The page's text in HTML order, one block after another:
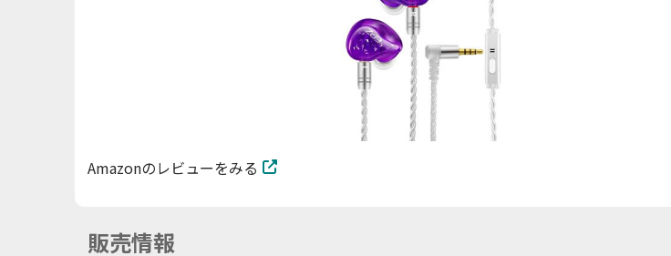
Amazonのレビューをみる
販売情報